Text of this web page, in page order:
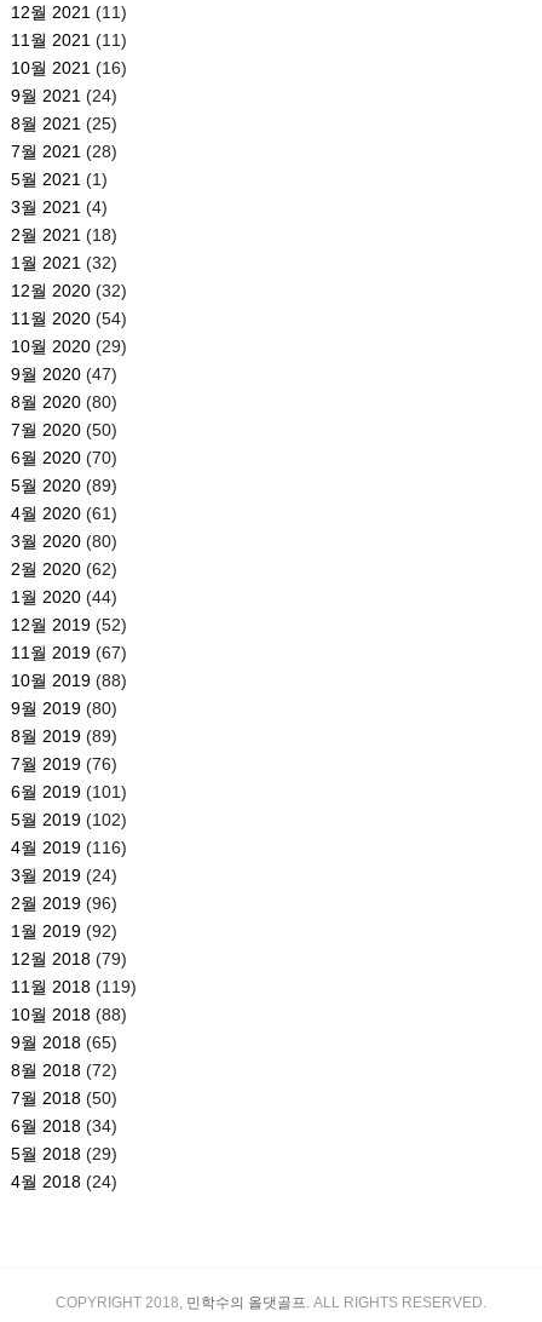
12월 2021 (11)
11월 2021 (11)
10월 2021 (16)
9월 2021 (24)
8월 2021 (25)
7월 2021 (28)
5월 2021 (1)
3월 2021 (4)
2월 2021 (18)
1월 2021 (32)
12월 2020(32)
11월 2020(54)
10월 2020(29)
9월 2020(47)
8월 2020(80)
7월 2020(50)
6월 2020(70)
5월 2020(89)
4월 2020(61)
3월 2020(80)
2월 2020(62)
1월 2020(44)
12월 2019(52)
11월 2019(67)
10월 2019(88)
9월 2019(80)
8월 2019(89)
7월 2019(76)
6월 2019(101)
5월 2019(102)
4월 2019(116)
3월 2019(24)
2월 2019(96)
1월 2019(92)
12월 2018(79)
11월 2018(119)
10월 2018(88)
9월 2018(65)
8월 2018(72)
7월 2018(50)
6월 2018(34)
5월 2018(29)
4월 2018(24)
COPYRIGHT 2018, 민학수의 올댓골프. ALL RIGHTS RESERVED.